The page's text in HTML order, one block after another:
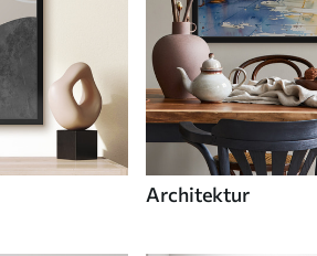
Architektur